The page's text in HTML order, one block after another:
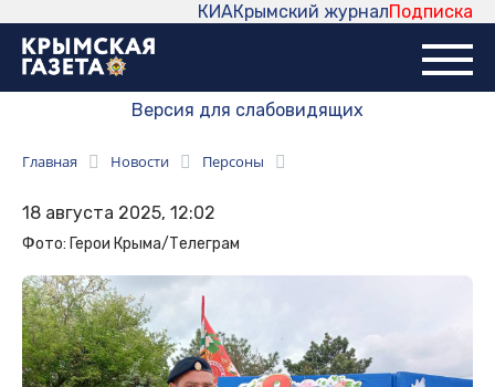
Подписка
Крымский журнал
КИА
Версия для слабовидящих
Главная Новости Персоны
18 августа 2025, 12:02
Фото: Герои Крыма/Телеграм